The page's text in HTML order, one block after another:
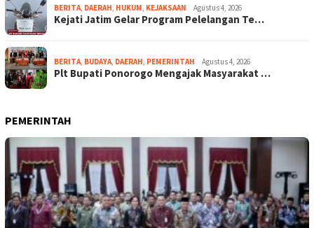
BERITA, DAERAH, HUKUM, KEJAKSAAN Agustus 4, 2026
Kejati Jatim Gelar Program Pelelangan Te…
BERITA, BUDAYA, DAERAH, PEMERINTAH Agustus 4, 2026
Plt Bupati Ponorogo Mengajak Masyarakat …
PEMERINTAH